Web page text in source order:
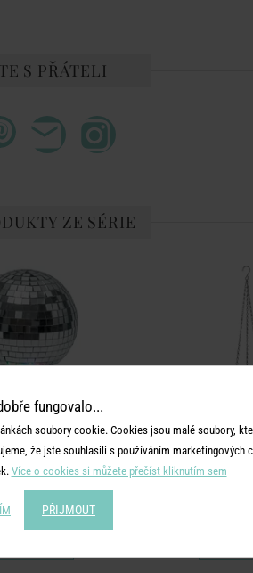
S PŘÁTELI
ZE SÉRIE
DISCO
s osvětlením
fungovalo...
soubory cookie. Cookies jsou malé soubory,
že jste souhlasili s používáním marketingových
Více o cookies si můžete přečíst kliknutím sem
PŘIJMOUT